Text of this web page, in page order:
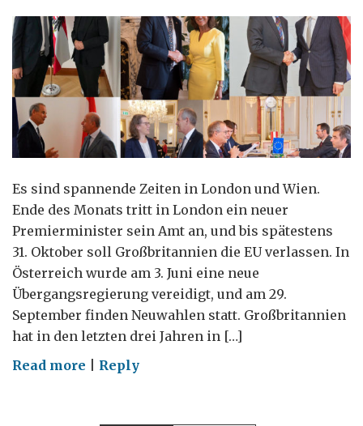
Es sind spannende Zeiten in London und Wien.
Ende des Monats tritt in London ein neuer
Premierminister sein Amt an, und bis spätestens
31. Oktober soll Großbritannien die EU verlassen. In
Österreich wurde am 3. Juni eine neue
Übergangsregierung vereidigt, und am 29.
September finden Neuwahlen statt. Großbritannien
hat in den letzten drei Jahren in […]
Read more onReply